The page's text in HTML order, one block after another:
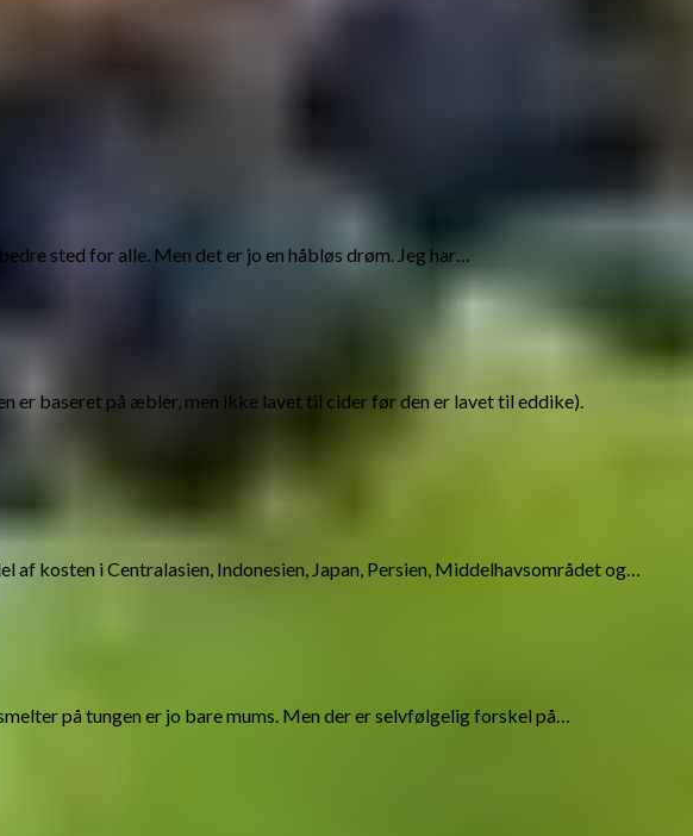
sted for alle. Men det er jo en håbløs drøm. Jeg har…
baseret på æbler, men ikke lavet til cider før den er lavet til eddike).
af kosten i Centralasien, Indonesien, Japan, Persien, Middelhavsområdet og…
på tungen er jo bare mums. Men der er selvfølgelig forskel på…